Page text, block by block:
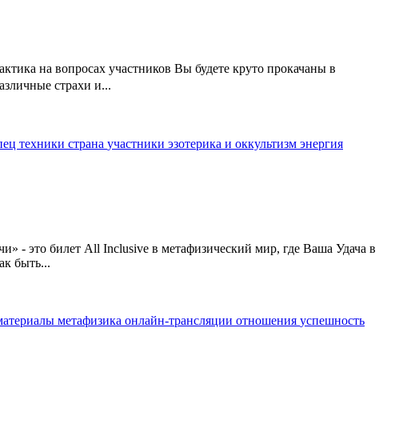
на вопросах участников Вы будете круто прокачаны в
страхи и...
техники страна участники эзотерика и оккультизм энергия
- это билет All Inclusive в метафизический мир, где Ваша Удача в
быть...
метафизика онлайн-трансляции отношения успешность